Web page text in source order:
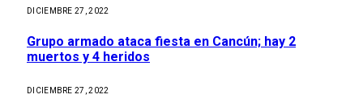
DICIEMBRE 27, 2022
Grupo armado ataca fiesta en Cancún; hay 2
muertos y 4 heridos
DICIEMBRE 27, 2022